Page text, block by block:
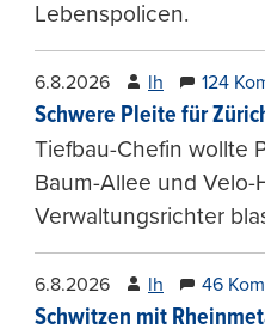
Lebenspolicen.
6.8.2026 lh 124
Schwere Pleite für
Tiefbau-Chefin wollte
Baum-Allee und
Verwaltungsrichter
6.8.2026 lh 46
Schwitzen mit